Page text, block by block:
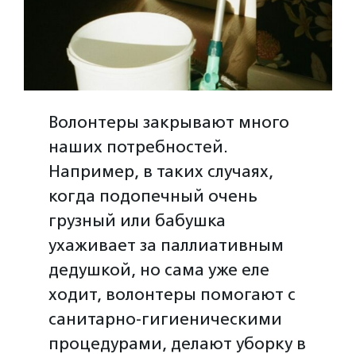
Волонтеры закрывают много
наших потребностей.
Например, в таких случаях,
когда подопечный очень
грузный или бабушка
ухаживает за паллиативным
дедушкой, но сама уже еле
ходит, волонтеры помогают с
санитарно-гигиеническими
процедурами, делают уборку в